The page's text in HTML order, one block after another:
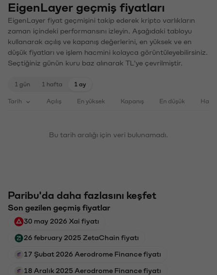
EigenLayer geçmiş fiyatları
EigenLayer fiyat geçmişini takip ederek kripto varlıkların
zaman içindeki performansını izleyin. Aşağıdaki tabloyu
kullanarak açılış ve kapanış değerlerini, en yüksek ve en
düşük fiyatları ve işlem hacmini kolayca görüntüleyebilirsiniz.
Seçtiğiniz günün kuru baz alınarak TL'ye çevrilmiştir.
1 gün 1 hafta 1 ay
Tarih Açılış En yüksek Kapanış En düşük
Bu tarih aralığı için veri bulunamadı.
Paribu'da daha fazlasını keşfet
Son gezilen geçmiş fiyatlar
30 may 2026 Xai fiyatı
26 february 2025 ZetaChain fiyatı
17 Şubat 2026 Aerodrome Finance fiyatı
18 Aralık 2025 Aerodrome Finance fiyatı